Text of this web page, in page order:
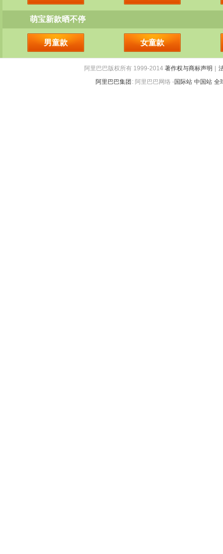
萌宝新款晒不停
男童款 女童款
阿里巴巴版权所有 1999-2014 著作权与商标声明
阿里巴巴集团 : 阿里巴巴网络 -国际站 中国站 全